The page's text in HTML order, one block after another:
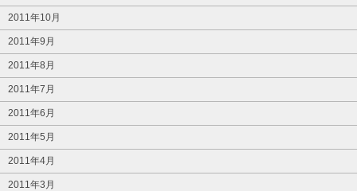
2011年10月
2011年9月
2011年8月
2011年7月
2011年6月
2011年5月
2011年4月
2011年3月